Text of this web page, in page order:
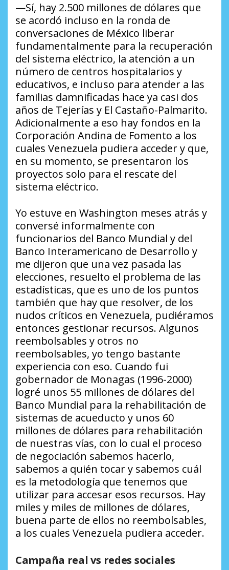
—Sí, hay 2.500 millones de dólares que
se acordó incluso en la ronda de
conversaciones de México liberar
fundamentalmente para la recuperación
del sistema eléctrico, la atención a un
número de centros hospitalarios y
educativos, e incluso para atender a las
familias damnificadas hace ya casi dos
años de Tejerías y El Castaño-Palmarito.
Adicionalmente a eso hay fondos en la
Corporación Andina de Fomento a los
cuales Venezuela pudiera acceder y que,
en su momento, se presentaron los
proyectos solo para el rescate del
sistema eléctrico.
Yo estuve en Washington meses atrás y
conversé informalmente con
funcionarios del Banco Mundial y del
Banco Interamericano de Desarrollo y
me dijeron que una vez pasada las
elecciones, resuelto el problema de las
estadísticas, que es uno de los puntos
también que hay que resolver, de los
nudos críticos en Venezuela, pudiéramos
entonces gestionar recursos. Algunos
reembolsables y otros no
reembolsables, yo tengo bastante
experiencia con eso. Cuando fui
gobernador de Monagas (1996-2000)
logré unos 55 millones de dólares del
Banco Mundial para la rehabilitación de
sistemas de acueducto y unos 60
millones de dólares para rehabilitación
de nuestras vías, con lo cual el proceso
de negociación sabemos hacerlo,
sabemos a quién tocar y sabemos cuál
es la metodología que tenemos que
utilizar para accesar esos recursos. Hay
miles y miles de millones de dólares,
buena parte de ellos no reembolsables,
a los cuales Venezuela pudiera acceder.
Campaña real vs redes sociales